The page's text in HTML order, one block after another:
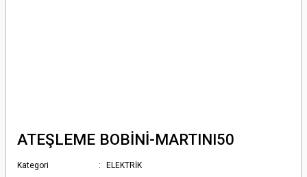
ATEŞLEME BOBİNİ-MARTINI50
Kategori
ELEKTRİK